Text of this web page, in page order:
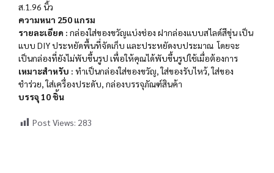
ส.1.96 นิ้ว
ความหนา 250 แกรม
รายละเอียด : กล่องใส่ของขวัญแบ่งช่อง ฝากล่องแบบสไลด์สีขุ่น เป็น
แบบ DIY ประหยัดพื้นที่จัดเก็บ และประหยัดงบประมาณ โดยจะ
เป็นกล่องที่ยังไม่พับขึ้นรูป เพื่อให้คุณได้พับขึ้นรูปใช้เมื่อต้องการ
เหมาะสำหรับ : ทำเป็นกล่องใส่ของขวัญ, ใส่ของรับไหว้, ใส่ของ
ชำร่วย, ใส่เครื่องประดับ, กล่องบรรจุภัณฑ์สินค้า
บรรจุ 10 ชิ้น
Post Views: 283